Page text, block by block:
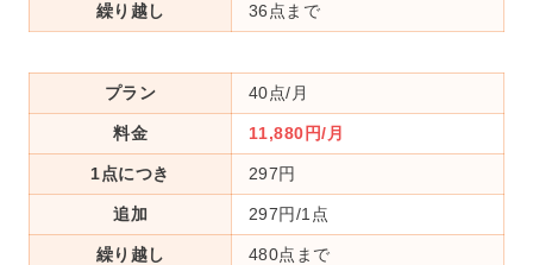
繰り越し 36点まで
プラン 40点/月
料金 11,880円/月
1点につき 297円
追加 297円/1点
繰り越し 480点まで